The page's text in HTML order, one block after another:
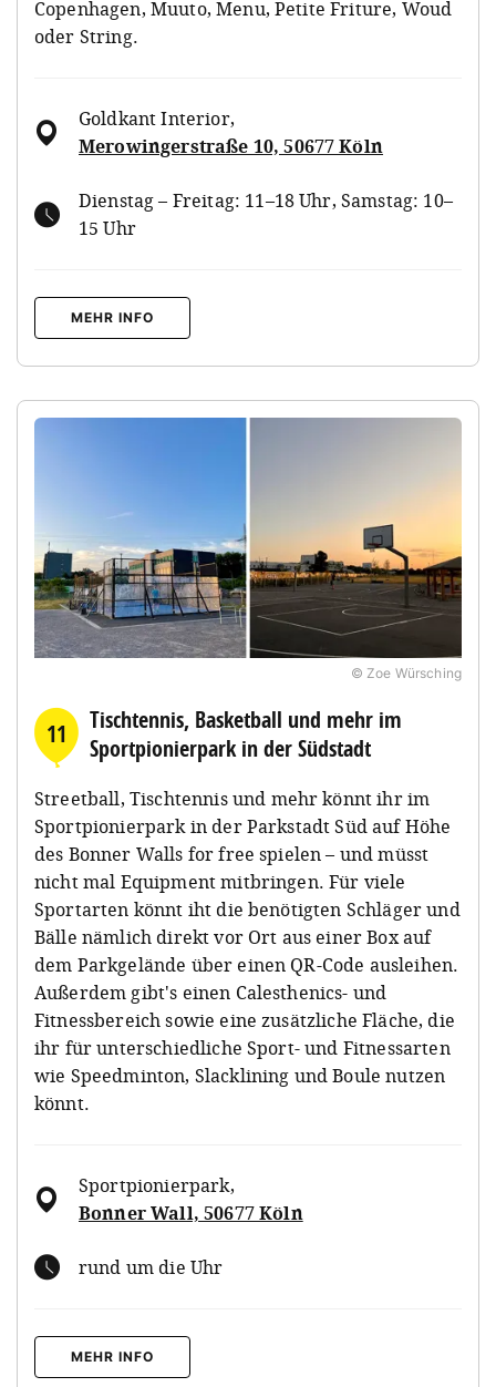
Copenhagen, Muuto, Menu, Petite Friture, Woud
oder String.
Goldkant Interior,
Merowingerstraße 10, 50677 Köln
Dienstag – Freitag: 11–18 Uhr, Samstag: 10–
15 Uhr
MEHR INFO
© Zoe Würsching
11
Tischtennis, Basketball und mehr im
Sportpionierpark in der Südstadt
Streetball, Tischtennis und mehr könnt ihr im
Sportpionierparkin der Parkstadt Süd auf Höhe
des Bonner Walls for free spielen – und müsst
nicht mal Equipment mitbringen. Für viele
Sportarten könnt iht die benötigten Schläger und
Bälle nämlich direkt vor Ort aus einer Box auf
dem Parkgelände über einen QR-Code ausleihen.
Außerdem gibt's einen Calesthenics- und
Fitnessbereich sowie eine zusätzliche Fläche, die
ihr für unterschiedliche Sport- und Fitnessarten
wie Speedminton, Slacklining und Boule nutzen
könnt.
Sportpionierpark,
Bonner Wall, 50677 Köln
rund um die Uhr
MEHR INFO